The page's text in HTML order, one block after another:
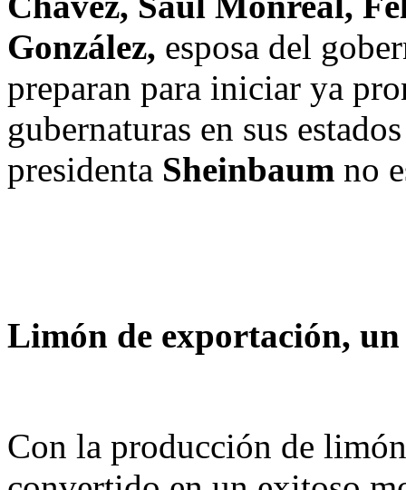
González, esposa del
preparan para iniciar ya
gubernaturas en sus
presidenta Sheinbaum no
Limón de exportación,
Con la producción de